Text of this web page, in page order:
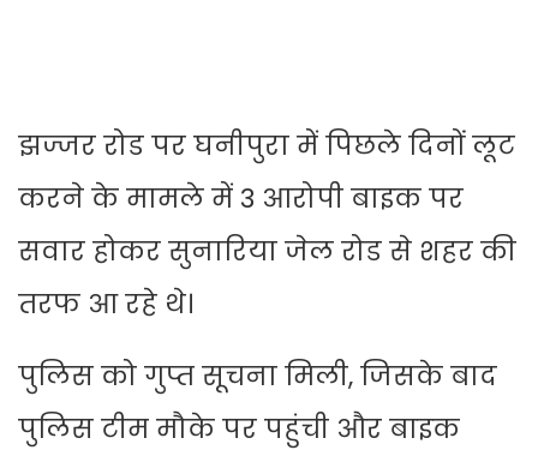
झज्जर रोड पर घनीपुरा में पिछले दिनों लूट
करने के मामले में 3 आरोपी बाइक पर
सवार होकर सुनारिया जेल रोड से शहर की
तरफ आ रहे थे।
पुलिस को गुप्त सूचना मिली, जिसके बाद
पुलिस टीम मौके पर पहुंची और बाइक